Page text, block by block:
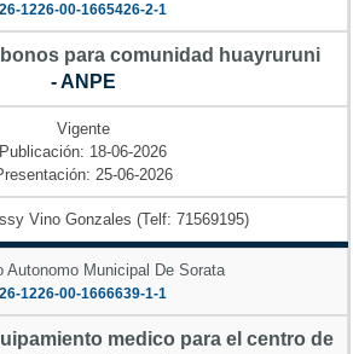
26-1226-00-1665426-2-1
para comunidad huayruruni
- ANPE
Vigente
Publicación: 18-06-2026
25-06-2026
Vino Gonzales (Telf: 71569195)
Autonomo Municipal De Sorata
26-1226-00-1666639-1-1
medico para el centro de